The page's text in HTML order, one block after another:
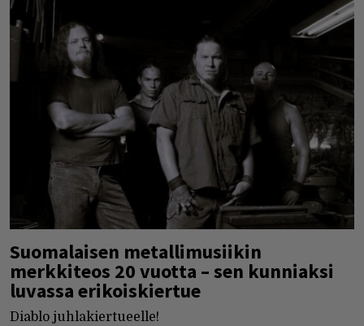
Suomalaisen metallimusiikin
merkkiteos 20 vuotta – sen kunniaksi
luvassa erikoiskiertue
Diablo juhlakiertueelle!